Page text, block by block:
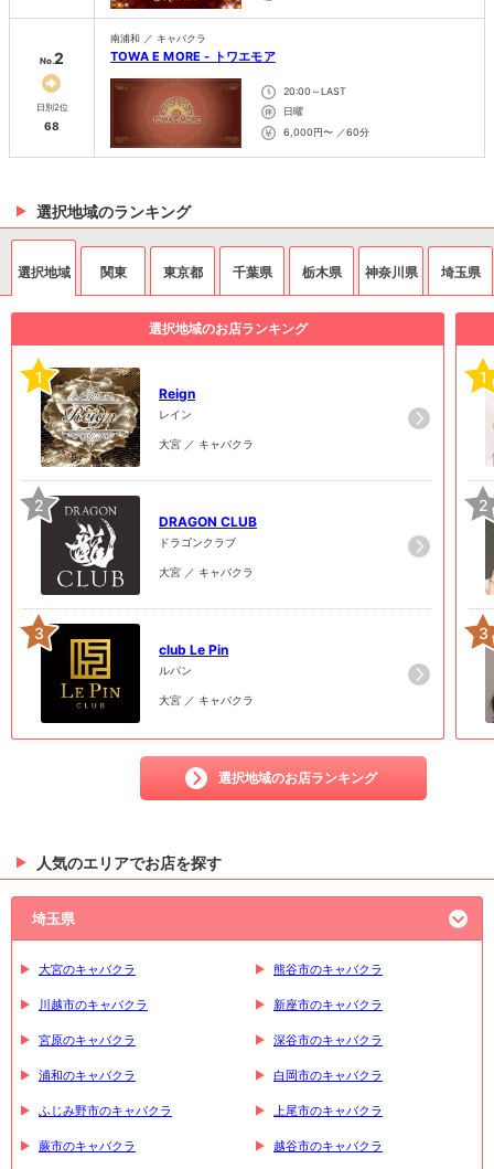
No.2
日別2位
68
南浦和 ／ キャバクラ
TOWA E MORE - トワエモア
20:00～LAST
日曜
6,000円〜 ／60分
選択地域のランキング
選択地域 関東 東京都 千葉県 栃木県 神奈川県 埼玉県
選択地域のお店ランキング
1
Reign
レイン
大宮 ／ キャバクラ
2
DRAGON CLUB
ドラゴンクラブ
大宮 ／ キャバクラ
3
club Le Pin
ルパン
大宮 ／ キャバクラ
選択地域のお店ランキング
1
2
3
人気のエリアでお店を探す
埼玉県
大宮のキャバクラ 熊谷市のキャバクラ
川越市のキャバクラ 新座市のキャバクラ
宮原のキャバクラ 深谷市のキャバクラ
浦和のキャバクラ 白岡市のキャバクラ
ふじみ野市のキャバクラ 上尾市のキャバクラ
蕨市のキャバクラ 越谷市のキャバクラ